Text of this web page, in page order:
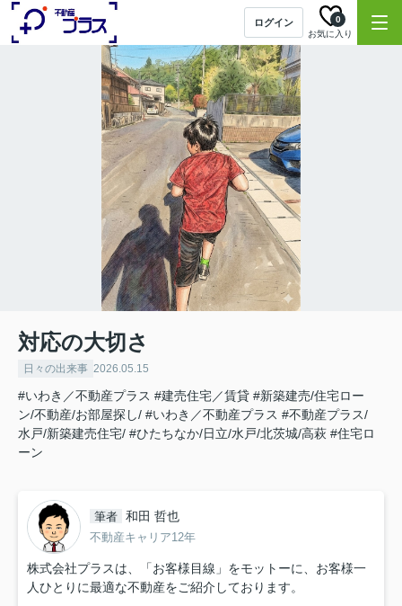
ログイン
お気に入り
0
対応の大切さ
日々の出来事 2026.05.15
#いわき／不動産プラス #建売住宅／賃貸 #新築建売/住宅ロー
ン/不動産/お部屋探し/ #いわき／不動産プラス #不動産プラス/
水戸/新築建売住宅/ #ひたちなか/日立/水戸/北茨城/高萩 #住宅ロ
ーン
筆者 和田 哲也
不動産キャリア12年
株式会社プラスは、「お客様目線」をモットーに、お客様一
人ひとりに最適な不動産をご紹介しております。